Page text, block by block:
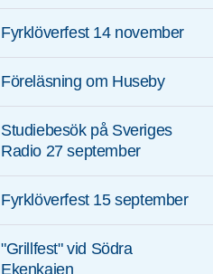
Fyrklöverfest 14 november
Föreläsning om Huseby
Studiebesök på Sveriges
Radio 27 september
Fyrklöverfest 15 september
"Grillfest" vid Södra
Ekenkajen